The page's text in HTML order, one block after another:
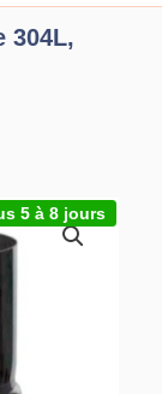
304L,
5 à 8 jours